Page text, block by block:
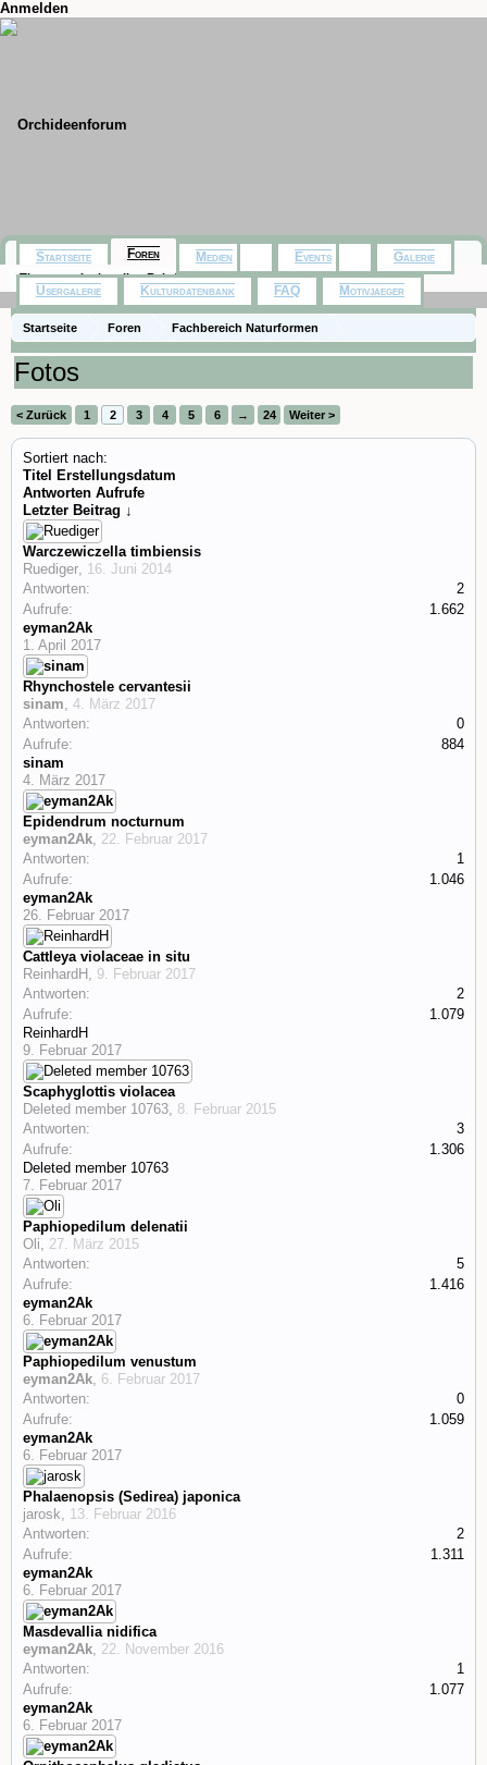
Anmelden
Startseite Foren Fachbereich Naturformen
Fotos
< Zurück 1 2 3 4 5 6 → 24 Weiter >
Sortiert nach:
Titel
Erstellungsdatum
Antworten Aufrufe
Letzter Beitrag ↓
Warczewiczella timbiensis
Ruediger, 16. Juni 2014
Antworten:
2
Aufrufe:
1.662
eyman2Ak
1. April 2017
Rhynchostele cervantesii
sinam, 4. März 2017
Antworten:
0
Aufrufe:
884
sinam
4. März 2017
Epidendrum nocturnum
eyman2Ak, 22. Februar 2017
Antworten:
1
Aufrufe:
1.046
eyman2Ak
26. Februar 2017
Cattleya violaceae in situ
ReinhardH , 9. Februar 2017
Antworten:
2
Aufrufe:
1.079
ReinhardH
9. Februar 2017
Scaphyglottis violacea
Deleted member 10763, 8. Februar 2015
Antworten:
3
Aufrufe:
1.306
Deleted member 10763
7. Februar 2017
Paphiopedilum delenatii
Oli, 27. März 2015
Antworten:
5
Aufrufe:
1.416
eyman2Ak
6. Februar 2017
Paphiopedilum venustum
eyman2Ak, 6. Februar 2017
Antworten:
0
Aufrufe:
1.059
eyman2Ak
6. Februar 2017
Phalaenopsis (Sedirea) japonica
jarosk, 13. Februar 2016
Antworten:
2
Aufrufe:
1.311
eyman2Ak
6. Februar 2017
Masdevallia nidifica
eyman2Ak, 22. November 2016
Antworten:
1
Aufrufe:
1.077
eyman2Ak
6. Februar 2017
Startseite Foren
Themen mit aktuellen Beiträgen
Medien Events Galerie
Usergalerie Kulturdatenbank FAQ Motivjaeger